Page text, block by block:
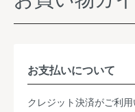
お支払いについて
クレジット決済がご利用